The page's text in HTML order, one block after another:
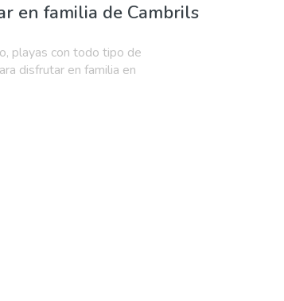
en familia de Cambrils
playas con todo tipo de
disfrutar en familia en